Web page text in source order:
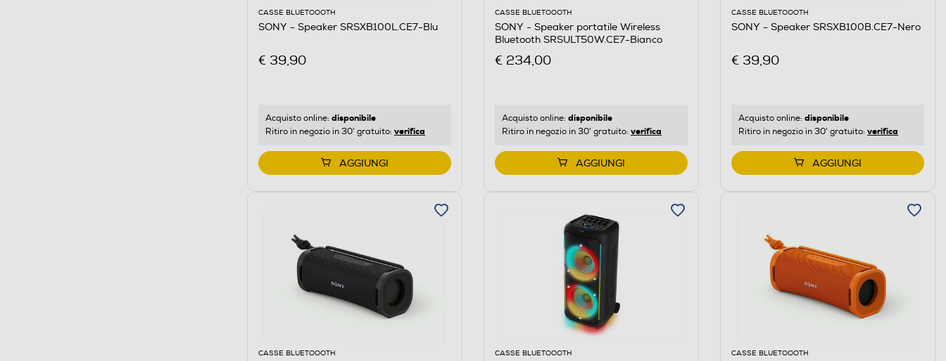
CASSE BLUETOOOTH
SONY - Speaker SRSXB100L.CE7-Blu
€ 39,90
Acquisto online: disponibile
Ritiro in negozio in 30' gratuito: verifica
AGGIUNGI
CASSE BLUETOOOTH
SONY - Speaker portatile Wireless
Bluetooth SRSULT50W.CE7-Bianco
€ 234,00
Acquisto online: disponibile
Ritiro in negozio in 30' gratuito: verifica
AGGIUNGI
CASSE BLUETOOOTH
SONY - Speaker SRSXB100B.CE7-Nero
€ 39,90
Acquisto online: disponibile
Ritiro in negozio in 30' gratuito: verifica
AGGIUNGI
CASSE BLUETOOOTH CASSE BLUETOOOTH CASSE BLUETOOOTH